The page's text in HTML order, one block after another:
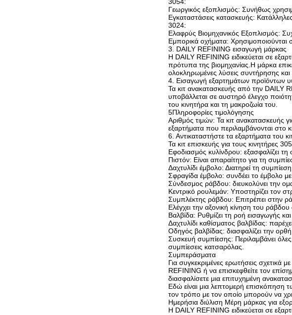
Γεωργικός εξοπλισμός: Συνήθως
Εγκαταστάσεις κατασκευής:
3024:
Ελαφρύς Βιομηχανικός Εξοπλισμός:
Εμπορικά οχήματα: Χρησιμοποιούνται
3. DAILY REFINING εισαγωγή μάρκας
Η DAILY REFINING ειδικεύεται σε
πρότυπα της βιομηχανίας.Η μάρκα
ολοκληρωμένες λύσεις συντήρησης και
4. Εισαγωγή εξαρτημάτων προϊόντων
Τα κιτ ανακατασκευής από την DAILY
υποβάλλεται σε αυστηρό έλεγχο
του κινητήρα και τη μακροζωία του.
5Πληροφορίες τιμολόγησης
Αριθμός τιμών: Τα κιτ ανακατασκευής
εξαρτήματα που περιλαμβάνονται στο
6. Αντικαταστήστε τα εξαρτήματα του
Τα κιτ επισκευής για τους κινητήρες
Εφοδιασμός κυλίνδρου: εξασφαλίζει
Πιστόν: Είναι απαραίτητο για τη
Δαχτυλίδι έμβολο: Διατηρεί τη
Σφραγίδα έμβολο: συνδέει το έμβολο
Σύνδεσμος ράβδου: διευκολύνει την
Κεντρικό ρουλεμάν: Υποστηρίζει τον
Συμπλέκτης ράβδου: Επιτρέπει στην
Ελέγχει την αξονική κίνηση του ράβδου
Βαλβίδα: Ρυθμίζει τη ροή εισαγωγής
Δαχτυλίδι καθίσματος βαλβίδας:
Οδηγός βαλβίδας: διασφαλίζει την
Συσκευή συμπίεσης: Περιλαμβάνει
συμπίεσεις κατσαρόλας.
Συμπεράσματα
Για συγκεκριμένες ερωτήσεις σχετικά
REFINING ή να επισκεφθείτε τον
διασφαλίσετε μια επιτυχημένη
Εδώ είναι μια λεπτομερή επισκόπηση
τον τρόπο με τον οποίο μπορούν να
Ημερήσια διύλιση Μέρη μάρκας για
Η DAILY REFINING ειδικεύεται σε